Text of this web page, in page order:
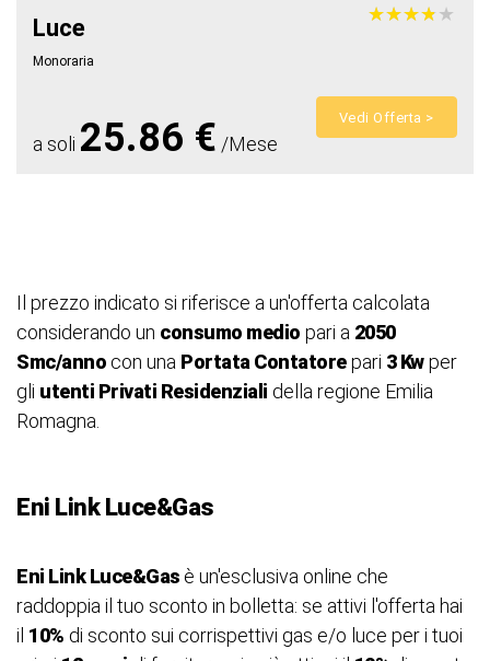
Luce
Monoraria
★★★★★
★★★★★
a soli 25.86 € /Mese
Vedi Offerta >
Il prezzo indicato si riferisce a un'offerta calcolata
considerando un consumo medio pari a 2050
Smc/anno con una Portata Contatorepari 3 Kwper
gli utenti Privati Residenziali della regione Emilia
Romagna.
Eni Link Luce&Gas
Eni Link Luce&Gas è un'esclusiva online che
raddoppia il tuo sconto in bolletta: se attivi l'offerta hai
il 10% di sconto sui corrispettivi gas e/o luce per i tuoi